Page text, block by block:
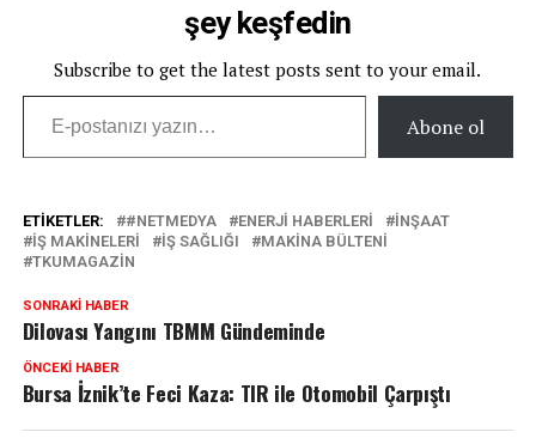
şey keşfedin
Subscribe to get the latest posts sent to your email.
E-postanızı yazın…
Abone ol
ETIKETLER: #NETMEDYA ENERJI HABERLERI
INŞAAT
IŞ MAKINELERI
IŞ SAĞLIĞI
MAKINA BÜLTENI
TKUMAGAZIN
SONRAKI HABER
Dilovası Yangını TBMM Gündeminde
ÖNCEKI HABER
Bursa İznik’te Feci Kaza: TIR ile Otomobil Çarpıştı